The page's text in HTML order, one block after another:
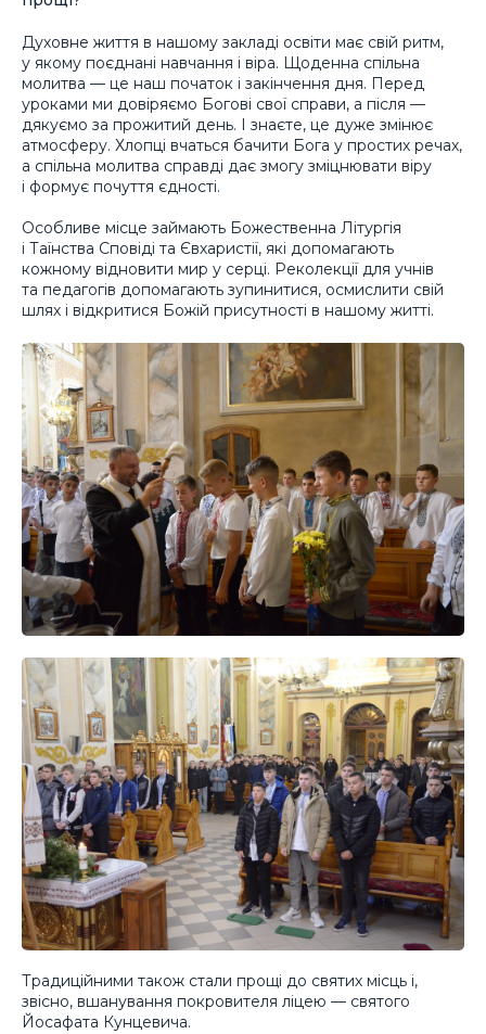
Духовне життя в нашому закладі освіти має свій ритм,
у якому поєднані навчання і віра. Щоденна спільна
молитва — це наш початок і закінчення дня. Перед
уроками ми довіряємо Богові свої справи, а після —
дякуємо за прожитий день. І знаєте, це дуже змінює
атмосферу. Хлопці вчаться бачити Бога у простих речах,
а спільна молитва справді дає змогу зміцнювати віру
і формує почуття єдності.
Особливе місце займають Божественна Літургія
і Таїнства Сповіді та Євхаристії, які допомагають
кожному відновити мир у серці. Реколекції для учнів
та педагогів допомагають зупинитися, осмислити свій
шлях і відкритися Божій присутності в нашому житті.
Традиційними також стали прощі до святих місць і,
звісно, вшанування покровителя ліцею — святого
Йосафата Кунцевича.